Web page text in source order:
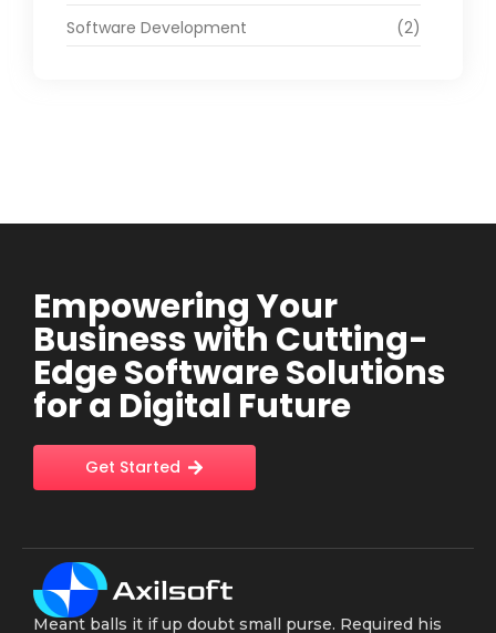
Software Development
(2)
Empowering Your
Business with Cutting-
Edge Software Solutions
for a Digital Future
Get Started
Meant balls it if up doubt small purse. Required his